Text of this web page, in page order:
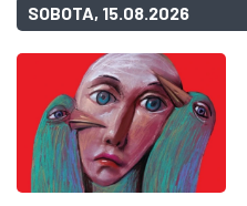
SOBOTA, 15.08.2026